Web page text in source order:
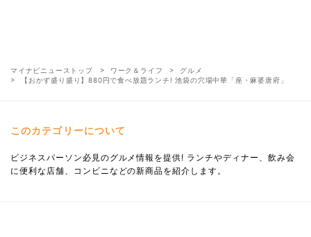
マイナビニューストップ ワーク＆ライフ
グルメ
【おかず盛り盛り】880円で食べ放題ランチ! 池袋の穴場中華「座・麻婆唐府」
このカテゴリーについて
ビジネスパーソン必見のグルメ情報を提供! ランチやディナー、飲み会
に便利な店舗、コンビニなどの新商品を紹介します。